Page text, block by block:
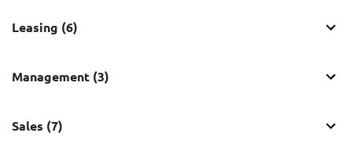
Leasing (6)
Management (3)
Sales (7)